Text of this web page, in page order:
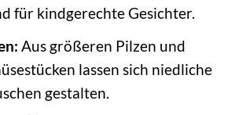
für kindgerechte Gesichter.
Aus größeren Pilzen und
lassen sich niedliche
gestalten.